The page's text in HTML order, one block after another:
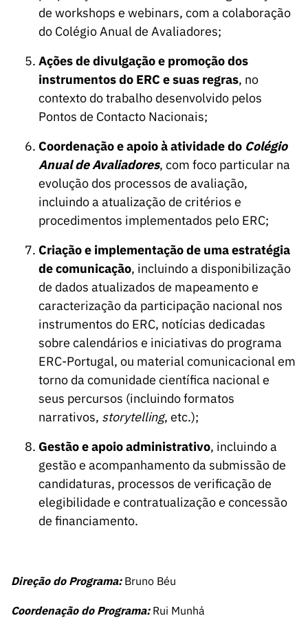
de workshops e webinars, com a colaboração
do Colégio Anual de Avaliadores;
Ações de divulgação e promoção dos
instrumentos do ERC e suas regras, no
contexto do trabalho desenvolvido pelos
Pontos de Contacto Nacionais;
Coordenação e apoio à atividade do Colégio
Anual de Avaliadores, com foco particular na
evolução dos processos de avaliação,
incluindo a atualização de critérios e
procedimentos implementados pelo ERC;
Criação e implementação de uma estratégia
de comunicação, incluindo a disponibilização
de dados atualizados de mapeamento e
caracterização da participação nacional nos
instrumentos do ERC, notícias dedicadas
sobre calendários e iniciativas do programa
ERC-Portugal, ou material comunicacional em
torno da comunidade científica nacional e
seus percursos (incluindo formatos
narrativos, storytelling, etc.);
Gestão e apoio administrativo, incluindo a
gestão e acompanhamento da submissão de
candidaturas, processos de verificação de
elegibilidade e contratualização e concessão
de financiamento.
Direção do Programa:Bruno Béu
Coordenação do Programa:Rui Munhá